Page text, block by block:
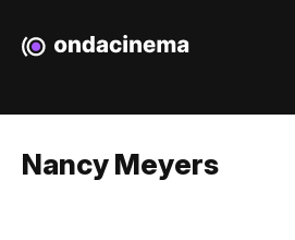
Nancy Meyers